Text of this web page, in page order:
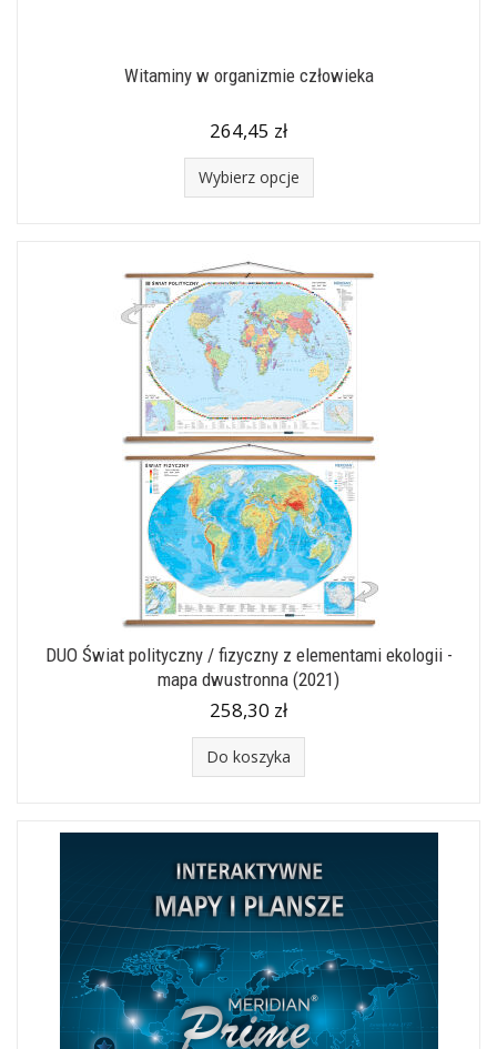
Witaminy w organizmie człowieka
264,45 zł
Wybierz opcje
DUO Świat polityczny / fizyczny z elementami ekologii -
mapa dwustronna (2021)
258,30 zł
Do koszyka